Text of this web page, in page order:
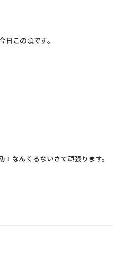
この頃です。
なんくるないさで頑張ります。